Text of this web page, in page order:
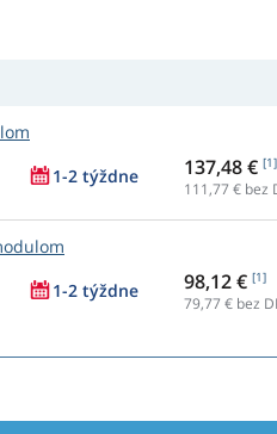
1-2 týždne 137,48 € [1]
111,77 € bez
1-2 týždne 98,12 € [1]
79,77 € bez